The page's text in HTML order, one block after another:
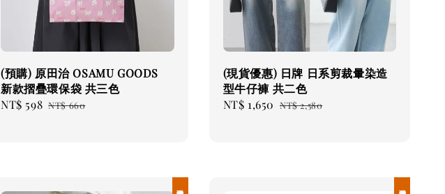
(預購) 原田治 OSAMU GOODS
新款摺疊環保袋 共三色
Sale
NT$ 598 Regular
NT$ 660
(現貨優惠) 日牌 日系剪裁暈染造
型牛仔褲 共二色
Sale
NT$ 1,650 Regular
NT$ 2,580